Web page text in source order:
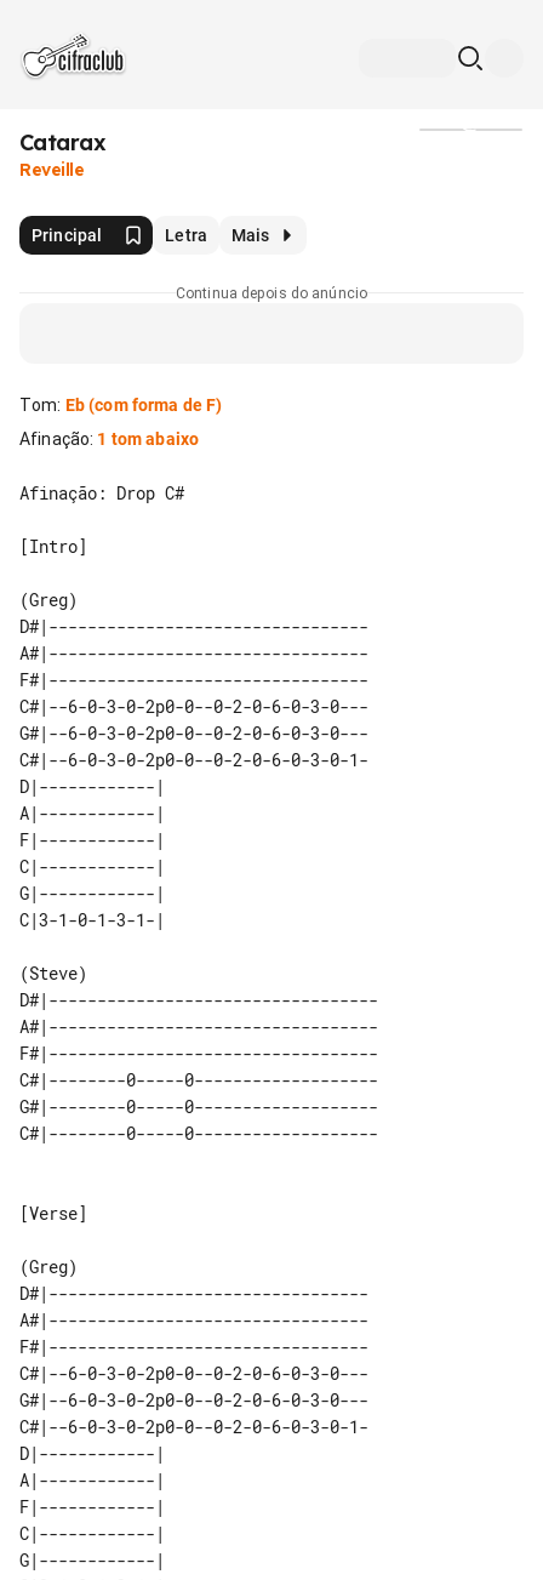
Catarax
Reveille
Principal Letra Mais
Continua depois do anúncio
Tom: Eb(com forma de F)
Afinação: 1 tom abaixo
Afinação: Drop C#
[Intro]
D#|---------------------------------
A#|---------------------------------
F#|---------------------------------
C#|--6-0-3-0-2p0-0--0-2-0-6-0-3-0---
G#|--6-0-3-0-2p0-0--0-2-0-6-0-3-0---
C#|--6-0-3-0-2p0-0--0-2-0-6-0-3-0-1-
D|------------|
A|------------|
F|------------|
C|------------|
G|------------|
D#|----------------------------------
A#|----------------------------------
F#|----------------------------------
C#|--------0-----0-------------------
G#|--------0-----0-------------------
[Verse]
D#|---------------------------------
A#|---------------------------------
F#|---------------------------------
C#|--6-0-3-0-2p0-0--0-2-0-6-0-3-0---
G#|--6-0-3-0-2p0-0--0-2-0-6-0-3-0---
C#|--6-0-3-0-2p0-0--0-2-0-6-0-3-0-1-
D|------------|
A|------------|
F|------------|
C|------------|
G|------------|